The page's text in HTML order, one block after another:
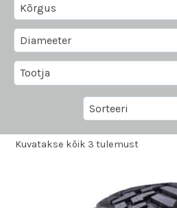
Kuvatakse kõik 3 tulemust